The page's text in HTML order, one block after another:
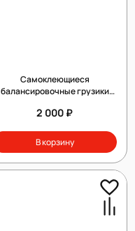
Самоклеющиеся
балансировочные грузики
2 000 ₽
В корзину